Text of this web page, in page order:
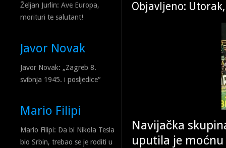
Željan Jurlin: Ave Europa,
morituri te salutant!
Javor Novak
Javor Novak: „Zagreb 8.
svibnja 1945. i posljedice“
Mario Filipi
Mario Filipi: Da bi Nikola Tesla
bio Srbin, trebao se je roditi u
Objavljeno:
Navijačka
uputila je